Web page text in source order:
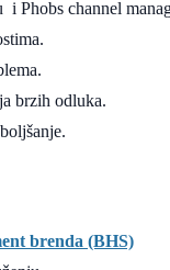
i Phobs channel
brzih odluka.
brenda (BHS)